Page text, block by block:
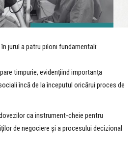
jurul a patru piloni fundamentali:
timpurie, evidențiind importanța
încă de la începutul oricărui proces de
ca instrument-cheie pentru
de negociere și a procesului decizional